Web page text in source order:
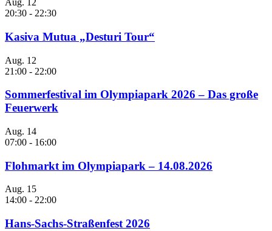
Aug.
12
20:30 - 22:30
Kasiva Mutua „Desturi Tour“
Aug. 12
21:00 - 22:00
Sommerfestival im Olympiapark 2026 – Das große
Feuerwerk
Aug. 14
07:00 - 16:00
Flohmarkt im Olympiapark – 14.08.2026
Aug. 15
14:00 - 22:00
Hans-Sachs-Straßenfest 2026